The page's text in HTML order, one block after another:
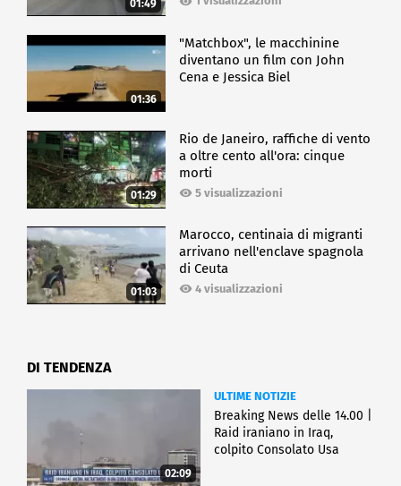
01:49
01:36
"Matchbox", le macchinine
diventano un film con John
Cena e Jessica Biel
01:29
Rio de Janeiro, raffiche di vento
a oltre cento all'ora: cinque
morti
5 visualizzazioni
01:03
Marocco, centinaia di migranti
arrivano nell'enclave spagnola
di Ceuta
4 visualizzazioni
DI TENDENZA
02:09
ULTIME NOTIZIE
Breaking News delle 14.00 |
Raid iraniano in Iraq,
colpito Consolato Usa